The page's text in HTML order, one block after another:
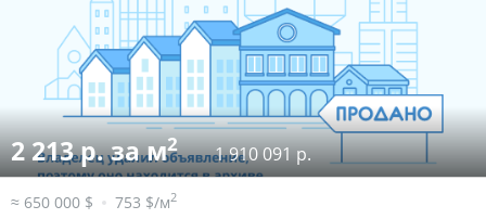
2 213 р. за м2 1 910 091 р.
≈ 650 000 $ 753 $/м2